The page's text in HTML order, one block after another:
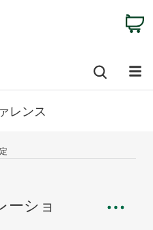
レンス
ーショ